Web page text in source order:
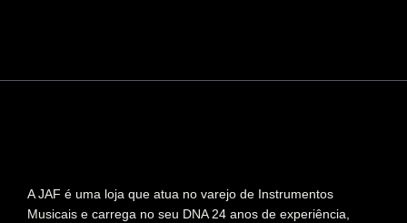
A JAF é uma loja que atua no varejo de Instrumentos
Musicais e carrega no seu DNA 24 anos de experiência,